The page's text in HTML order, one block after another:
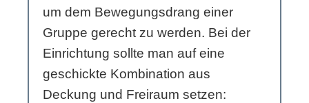
um dem Bewegungsdrang einer
Gruppe gerecht zu werden. Bei der
Einrichtung sollte man auf eine
geschickte Kombination aus
Deckung und Freiraum setzen: